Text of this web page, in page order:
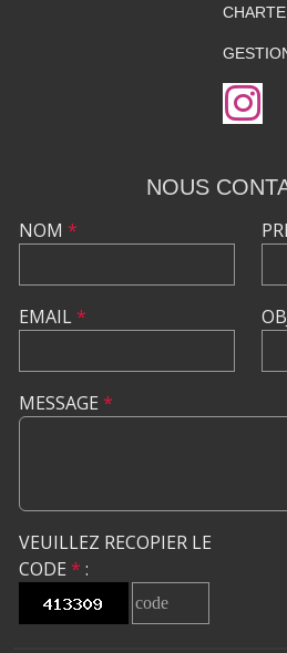
NOUS
NOM *
EMAIL*
MESSAGE *
VEUILLEZ RECOPIER LE
CODE * :